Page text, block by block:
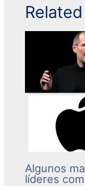
Algunos
líderes